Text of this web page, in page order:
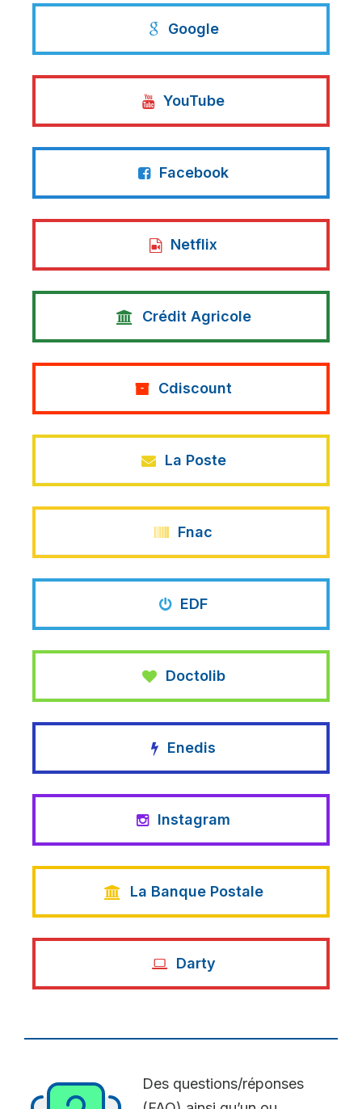
Google
YouTube
Facebook
Netflix
Crédit Agricole
Cdiscount
La Poste
Fnac
EDF
Doctolib
Enedis
Instagram
La Banque Postale
Darty
Des questions/réponses